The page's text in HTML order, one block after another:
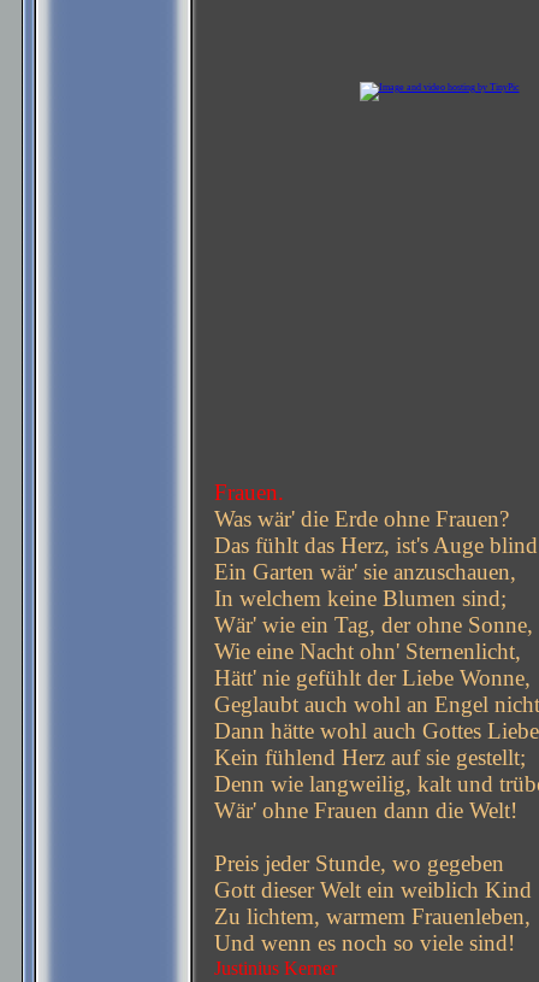
Frauen.
Was wär' die Erde ohne Frauen?
Das fühlt das Herz, ist's Auge
Ein Garten wär' sie anzuschauen,
In welchem keine Blumen sind;
Wär' wie ein Tag, der ohne Sonne,
Wie eine Nacht ohn' Sternenlicht,
Hätt' nie gefühlt der Liebe Wonne,
Geglaubt auch wohl an Engel
Dann hätte wohl auch Gottes Liebe
Kein fühlend Herz auf sie gestellt;
Denn wie langweilig, kalt und
Wär' ohne Frauen dann die Welt!
Preis jeder Stunde, wo gegeben
Gott dieser Welt ein weiblich Kind
Zu lichtem, warmem Frauenleben,
Und wenn es noch so viele sind!
Justinius Kerner